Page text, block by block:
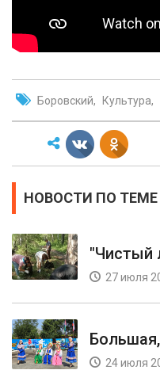
Боровский Культура
НОВОСТИ ПО ТЕМЕ
"Чистый
27 июля
24 июля